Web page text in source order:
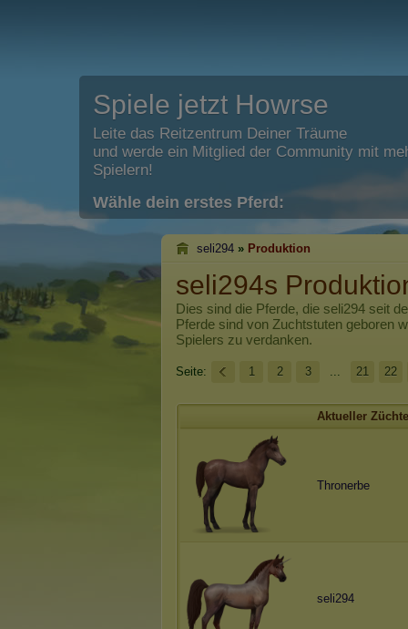
Spiele jetzt Howrse
Leite das Reitzentrum Deiner Träume
und werde ein Mitglied der Community mit
Spielern!
Wähle dein erstes Pferd:
seli294 » Produktion
seli294s
Dies sind die Pferde, die seli294 seit
Pferde sind von Zuchtstuten geboren
Spielers zu verdanken.
Seite: 1 2 3 ... 21 22
Aktueller
Thronerbe
seli294